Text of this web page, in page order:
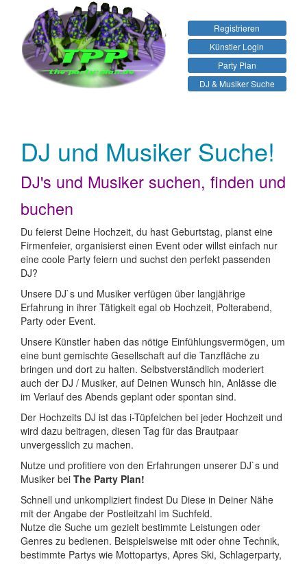
Registrieren
Künstler Login
Party Plan
DJ & Musiker Suche
DJ und Musiker Suche!
DJ's und Musiker suchen, finden und
buchen
Du feierst Deine Hochzeit, du hast Geburtstag, planst eine
Firmenfeier, organisierst einen Event oder willst einfach nur
eine coole Party feiern und suchst den perfekt passenden
DJ?
Unsere DJ`s und Musiker verfügen über langjährige
Erfahrung in ihrer Tätigkeit egal ob Hochzeit, Polterabend,
Party oder Event.
Unsere Künstler haben das nötige Einfühlungsvermögen, um
eine bunt gemischte Gesellschaft auf die Tanzfläche zu
bringen und dort zu halten. Selbstverständlich moderiert
auch der DJ / Musiker, auf Deinen Wunsch hin, Anlässe die
im Verlauf des Abends geplant oder spontan sind.
Der Hochzeits DJ ist das i-Tüpfelchen bei jeder Hochzeit und
wird dazu beitragen, diesen Tag für das Brautpaar
unvergesslich zu machen.
Nutze und profitiere von den Erfahrungen unserer DJ`s und
Musiker bei The Party Plan!
Schnell und unkompliziert findest Du Diese in Deiner Nähe
mit der Angabe der Postleitzahl im Suchfeld.
Nutze die Suche um gezielt bestimmte Leistungen oder
Genres zu bedienen. Beispielsweise mit oder ohne Technik,
bestimmte Partys wie Mottopartys, Apres Ski, Schlagerparty,